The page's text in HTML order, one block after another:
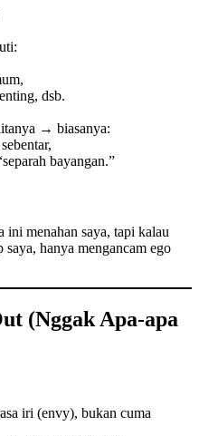
dsb.
→ biasanya:
bayangan.”
ini menahan saya, tapi kalau
hanya mengancam ego
(Nggak Apa-apa
iri (envy), bukan cuma